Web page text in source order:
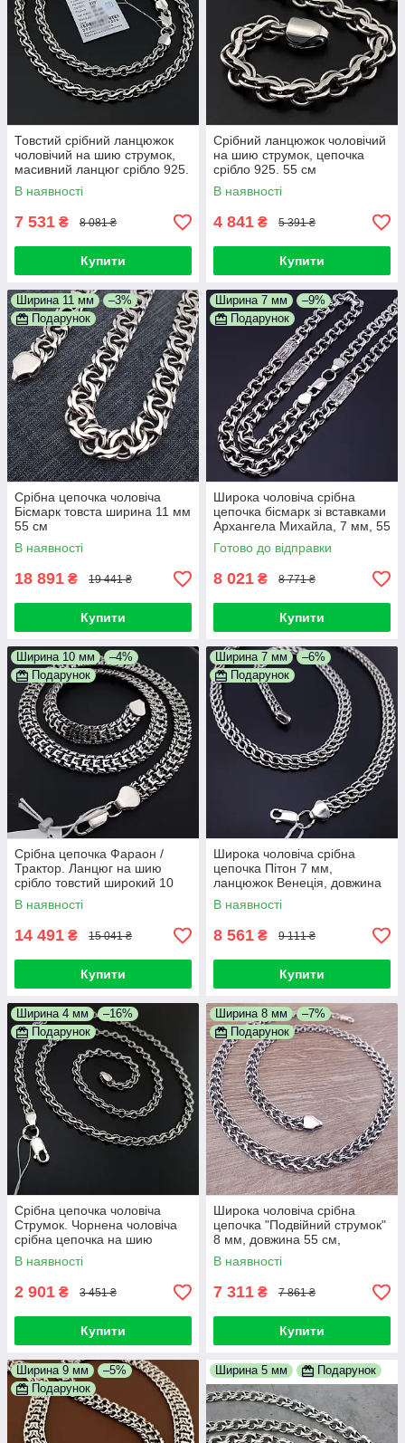
Товстий срібний ланцюжок
чоловічий на шию струмок,
масивний ланцюг срібло 925.
55 см
В наявності
7 531 ₴ 8 081 ₴
Купити
Срібний ланцюжок чоловічий
на шию струмок, цепочка
срібло 925. 55 см
В наявності
4 841 ₴ 5 391 ₴
Купити
Ширина 11 мм
–3%
Подарунок
Срібна цепочка чоловіча
Бісмарк товста ширина 11 мм
55 см
В наявності
18 891 ₴ 19 441 ₴
Купити
Ширина 7 мм
–9%
Подарунок
Широка чоловіча срібна
цепочка бісмарк зі вставками
Архангела Михайла, 7 мм, 55
см
Готово до відправки
8 021 ₴ 8 771 ₴
Купити
Ширина 10 мм
–4%
Подарунок
Срібна цепочка Фараон /
Трактор. Ланцюг на шию
срібло товстий широкий 10
мм 60 см
В наявності
14 491 ₴ 15 041 ₴
Купити
Ширина 7 мм
–6%
Подарунок
Широка чоловіча срібна
цепочка Пітон 7 мм,
ланцюжок Венеція, довжина
60 см, чорнене срібло
В наявності
8 561 ₴ 9 111 ₴
Купити
Ширина 4 мм
–16%
Подарунок
Срібна цепочка чоловіча
Струмок. Чорнена чоловіча
срібна цепочка на шию
срібло 925. Довжина 55 см
В наявності
2 901 ₴ 3 451 ₴
Купити
Ширина 8 мм
–7%
Подарунок
Широка чоловіча срібна
цепочка "Подвійний струмок"
8 мм, довжина 55 см,
чорнене срібло
В наявності
7 311 ₴ 7 861 ₴
Купити
Ширина 9 мм
–5%
Подарунок
Ширина 5 мм Подарунок